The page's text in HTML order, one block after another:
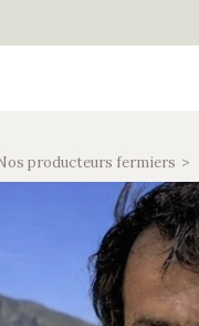
producteurs fermiers